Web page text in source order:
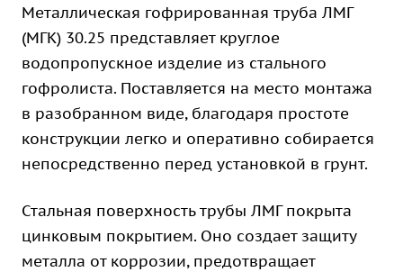
Металлическая гофрированная труба ЛМГ
(МГК) 30.25 представляет круглое
водопропускное изделие из стального
гофролиста. Поставляется на место монтажа
в разобранном виде, благодаря простоте
конструкции легко и оперативно собирается
непосредственно перед установкой в грунт.
Стальная поверхность трубы ЛМГ покрыта
цинковым покрытием. Оно создает защиту
металла от коррозии, предотвращает